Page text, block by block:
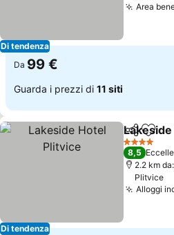
Di tendenza
Area
Da 99 €
Guarda i prezzi di 11 siti
Di tendenza
Condividi
4 Stelle
8,5
2.2 km
Plitvice
Alloggi